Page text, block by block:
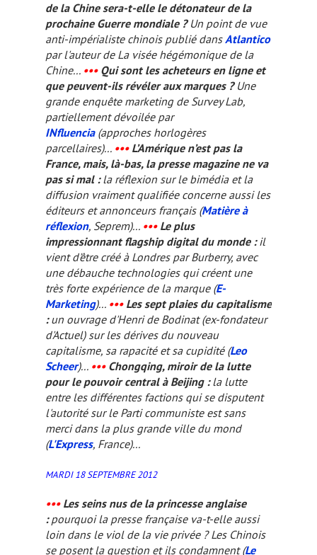
de la Chine sera-t-elle le détonateur de la
prochaine Guerre mondiale ? Un point de vue
anti-impérialiste chinois publié dansAtlantico
par l'auteur de La visée hégémonique de la
Chine... •••Qui sont les acheteurs en ligne et
que peuvent-ils révéler aux marques ?Une
grande enquête marketing de Survey Lab,
partiellement dévoilée par
INfluencia(approches horlogères
parcellaires)... •••L’Amérique n’est pas la
France, mais, là-bas, la presse magazine ne va
pas si mal :la réflexion sur le bimédia et la
diffusion vraiment qualifiée concerne aussi les
éditeurs et annonceurs français (Matière à
réflexion, Seprem)... •••Le plus
impressionnant flagship digital du monde :il
vient d'être créé à Londres par Burberry, avec
une débauche technologies qui créent une
très forte expérience de la marque (E-
Marketing)... •••Les sept plaies du capitalisme
:un ouvrage d'Henri de Bodinat (ex-fondateur
d'Actuel) sur les dérives du nouveau
capitalisme, sa rapacité et sa cupidité (Leo
Scheer)... •••Chongqing, miroir de la lutte
pour le pouvoir central à Beijing :la lutte
entre les différentes factions qui se disputent
l'autorité sur le Parti communiste est sans
merci dans la plus grande ville du mond
(L'Express, France)...
MARDI 18 SEPTEMBRE 2012
•••Les seins nus de la princesse anglaise
:pourquoi la presse française va-t-elle aussi
loin dans le viol de la vie privée ? Les Chinois
se posent la question et ils condamnent (Le